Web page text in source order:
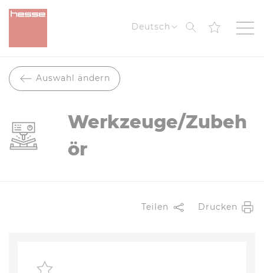
Deutsch Suche
Auswahl ändern
Werkzeuge/Zubeh
ör
Teilen Drucken